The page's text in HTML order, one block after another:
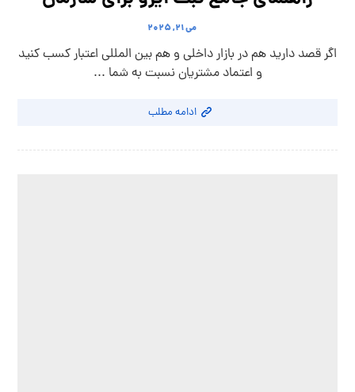
می ۲۱, ۲۰۲۵
اگر قصد دارید هم در بازار داخلی و هم بین المللی اعتبار کسب کنید
و اعتماد مشتریان نسبت به شما ...
ادامه مطلب